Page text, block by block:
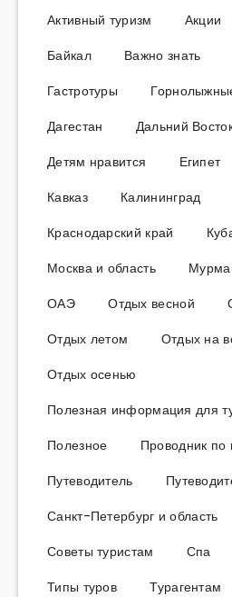
Активный туризм Акции
Байкал
Важно знать
Гастротуры
Дагестан
Дальний
Детям нравится
Египет
Кавказ
Калининград
Краснодарский край
Москва и область
ОАЭ
Отдых весной
Отдых летом
Отдых на
Отдых осенью
Полезная информация для
Полезное
Проводник по
Путеводитель
Санкт-Петербург и область
Советы туристам
Спа
Типы туров
Турагентам